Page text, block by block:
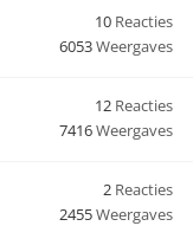
10 Reacties
6053Weergaves
12 Reacties
7416Weergaves
2 Reacties
2455Weergaves